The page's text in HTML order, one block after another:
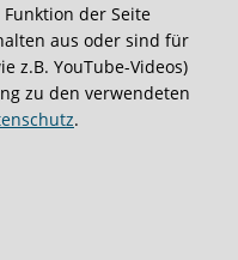
der Seite
aus oder sind für
z.B. YouTube-Videos)
zu den verwendeten
.